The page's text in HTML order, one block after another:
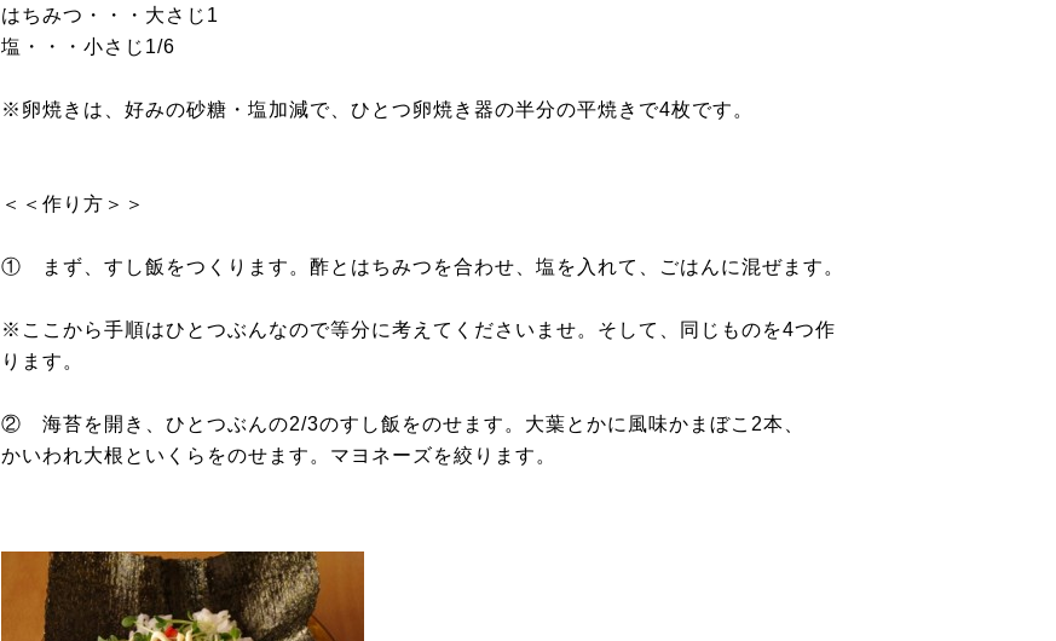
はちみつ・・・大さじ1
塩・・・小さじ1/6
※卵焼きは、好みの砂糖・塩加減で、ひとつ卵焼き器の半分の平焼きで4枚です。
＜＜作り方＞＞
① まず、すし飯をつくります。酢とはちみつを合わせ、塩を入れて、ごはんに混ぜます。
※ここから手順はひとつぶんなので等分に考えてくださいませ。そして、同じものを4つ作
ります。
② 海苔を開き、ひとつぶんの2/3のすし飯をのせます。大葉とかに風味かまぼこ2本、
かいわれ大根といくらをのせます。マヨネーズを絞ります。